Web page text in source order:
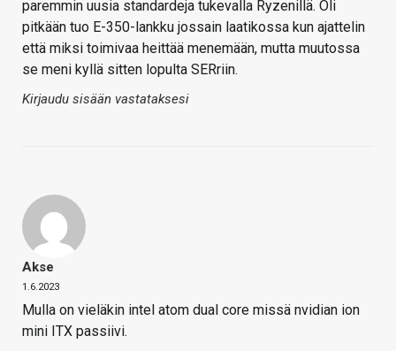
paremmin uusia standardeja tukevalla Ryzenillä. Oli
pitkään tuo E-350-lankku jossain laatikossa kun ajattelin
että miksi toimivaa heittää menemään, mutta muutossa
se meni kyllä sitten lopulta SERriin.
Kirjaudu sisään vastataksesi
Akse
1.6.2023
Mulla on vieläkin intel atom dual core missä nvidian ion
mini ITX passiivi.